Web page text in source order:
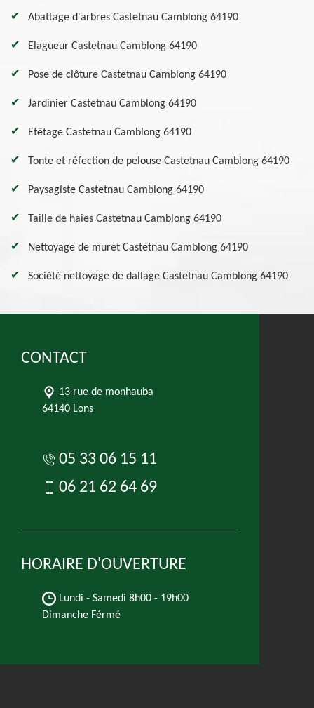
Abattage d'arbres Castetnau Camblong 64190
Elagueur Castetnau Camblong 64190
Pose de clôture Castetnau Camblong 64190
Jardinier Castetnau Camblong 64190
Etêtage Castetnau Camblong 64190
Tonte et réfection de pelouse Castetnau Camblong 64190
Paysagiste Castetnau Camblong 64190
Taille de haies Castetnau Camblong 64190
Nettoyage de muret Castetnau Camblong 64190
Société nettoyage de dallage Castetnau Camblong 64190
CONTACT
13 rue de monhauba
64140 Lons
05 33 06 15 11
06 21 62 64 69
HORAIRE D'OUVERTURE
Lundi - Samedi 8h00 - 19h00
Dimanche Férmé